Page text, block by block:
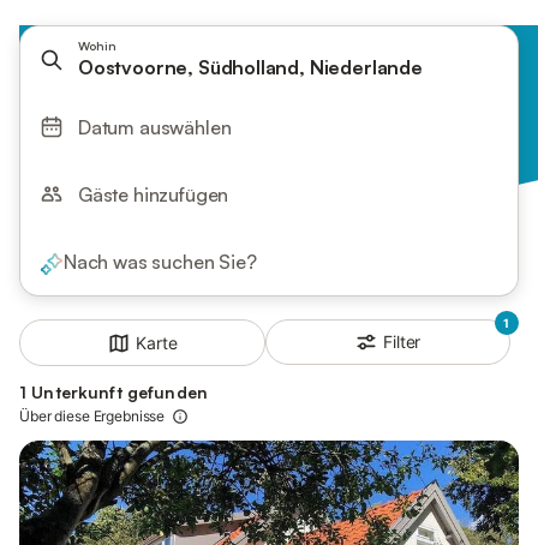
Wohin
Oostvoorne, Südholland, Niederlande
Datum auswählen
Gäste hinzufügen
Nach was suchen Sie?
Karte
1
Filter
1 Unterkunft gefunden
Über diese Ergebnisse